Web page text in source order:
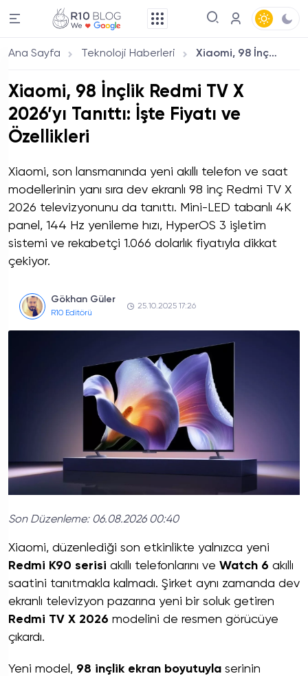
Ana Sayfa Teknoloji Haberleri Xiaomi, 98 İnçlik Redmi TV X 2026’yı Tanıttı: İşte Fiyatı ve Özellikleri
Xiaomi, 98 İnçlik Redmi TV X
2026’yı Tanıttı: İşte Fiyatı ve
Özellikleri
Xiaomi, son lansmanında yeni akıllı telefon ve saat
modellerinin yanı sıra dev ekranlı 98 inç Redmi TV X
2026 televizyonunu da tanıttı. Mini-LED tabanlı 4K
panel, 144 Hz yenileme hızı, HyperOS 3 işletim
sistemi ve rekabetçi 1.066 dolarlık fiyatıyla dikkat
çekiyor.
Gökhan Güler
R10 Editörü
25.10.2025 17:26
Son Düzenleme: 06.08.2026 00:40
Xiaomi, düzenlediği son etkinlikte yalnızca yeni
Redmi K90 serisi akıllı telefonlarını ve Watch 6 akıllı
saatini tanıtmakla kalmadı. Şirket aynı zamanda dev
ekranlı televizyon pazarına yeni bir soluk getiren
Redmi TV X 2026 modelini de resmen görücüye
çıkardı.
Yeni model, 98 inçlik ekran boyutuyla serinin